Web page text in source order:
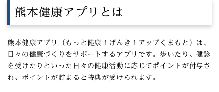
熊本健康アプリとは
熊本健康アプリ（もっと健康！げんき！アップくまもと）は、
日々の健康づくりをサポートするアプリです。歩いたり、健診
を受けたりといった日々の健康活動に応じてポイントが付与さ
れ、ポイントが貯まると特典が受けられます。